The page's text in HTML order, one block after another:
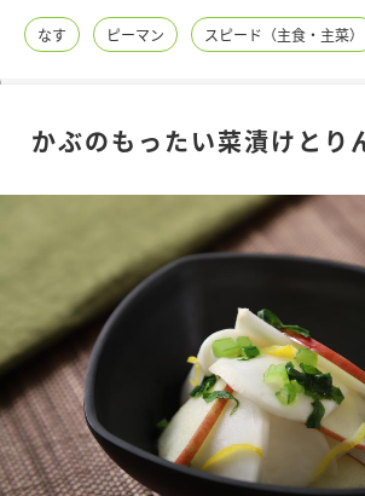
レシピ名特集
商品情報
酢
お酢ドリンク ぽ
みりん風・料理酒 鍋
新商品一覧
キャンペーン情報
ブランド・スペシャルサイト
ブランド・スペシャルサイト トップ
なす ピーマン スピード（主食・主菜）
かぶのもったい菜漬けとり